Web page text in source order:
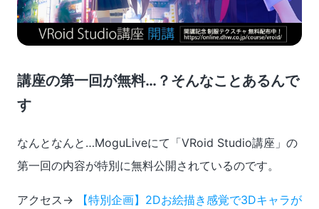
講座の第一回が無料…？そんなことあるんで
す
なんとなんと…MoguLiveにて「VRoid Studio講座」の
第一回の内容が特別に無料公開されているのです。
アクセス→
【特別企画】2Dお絵描き感覚で3Dキャラが